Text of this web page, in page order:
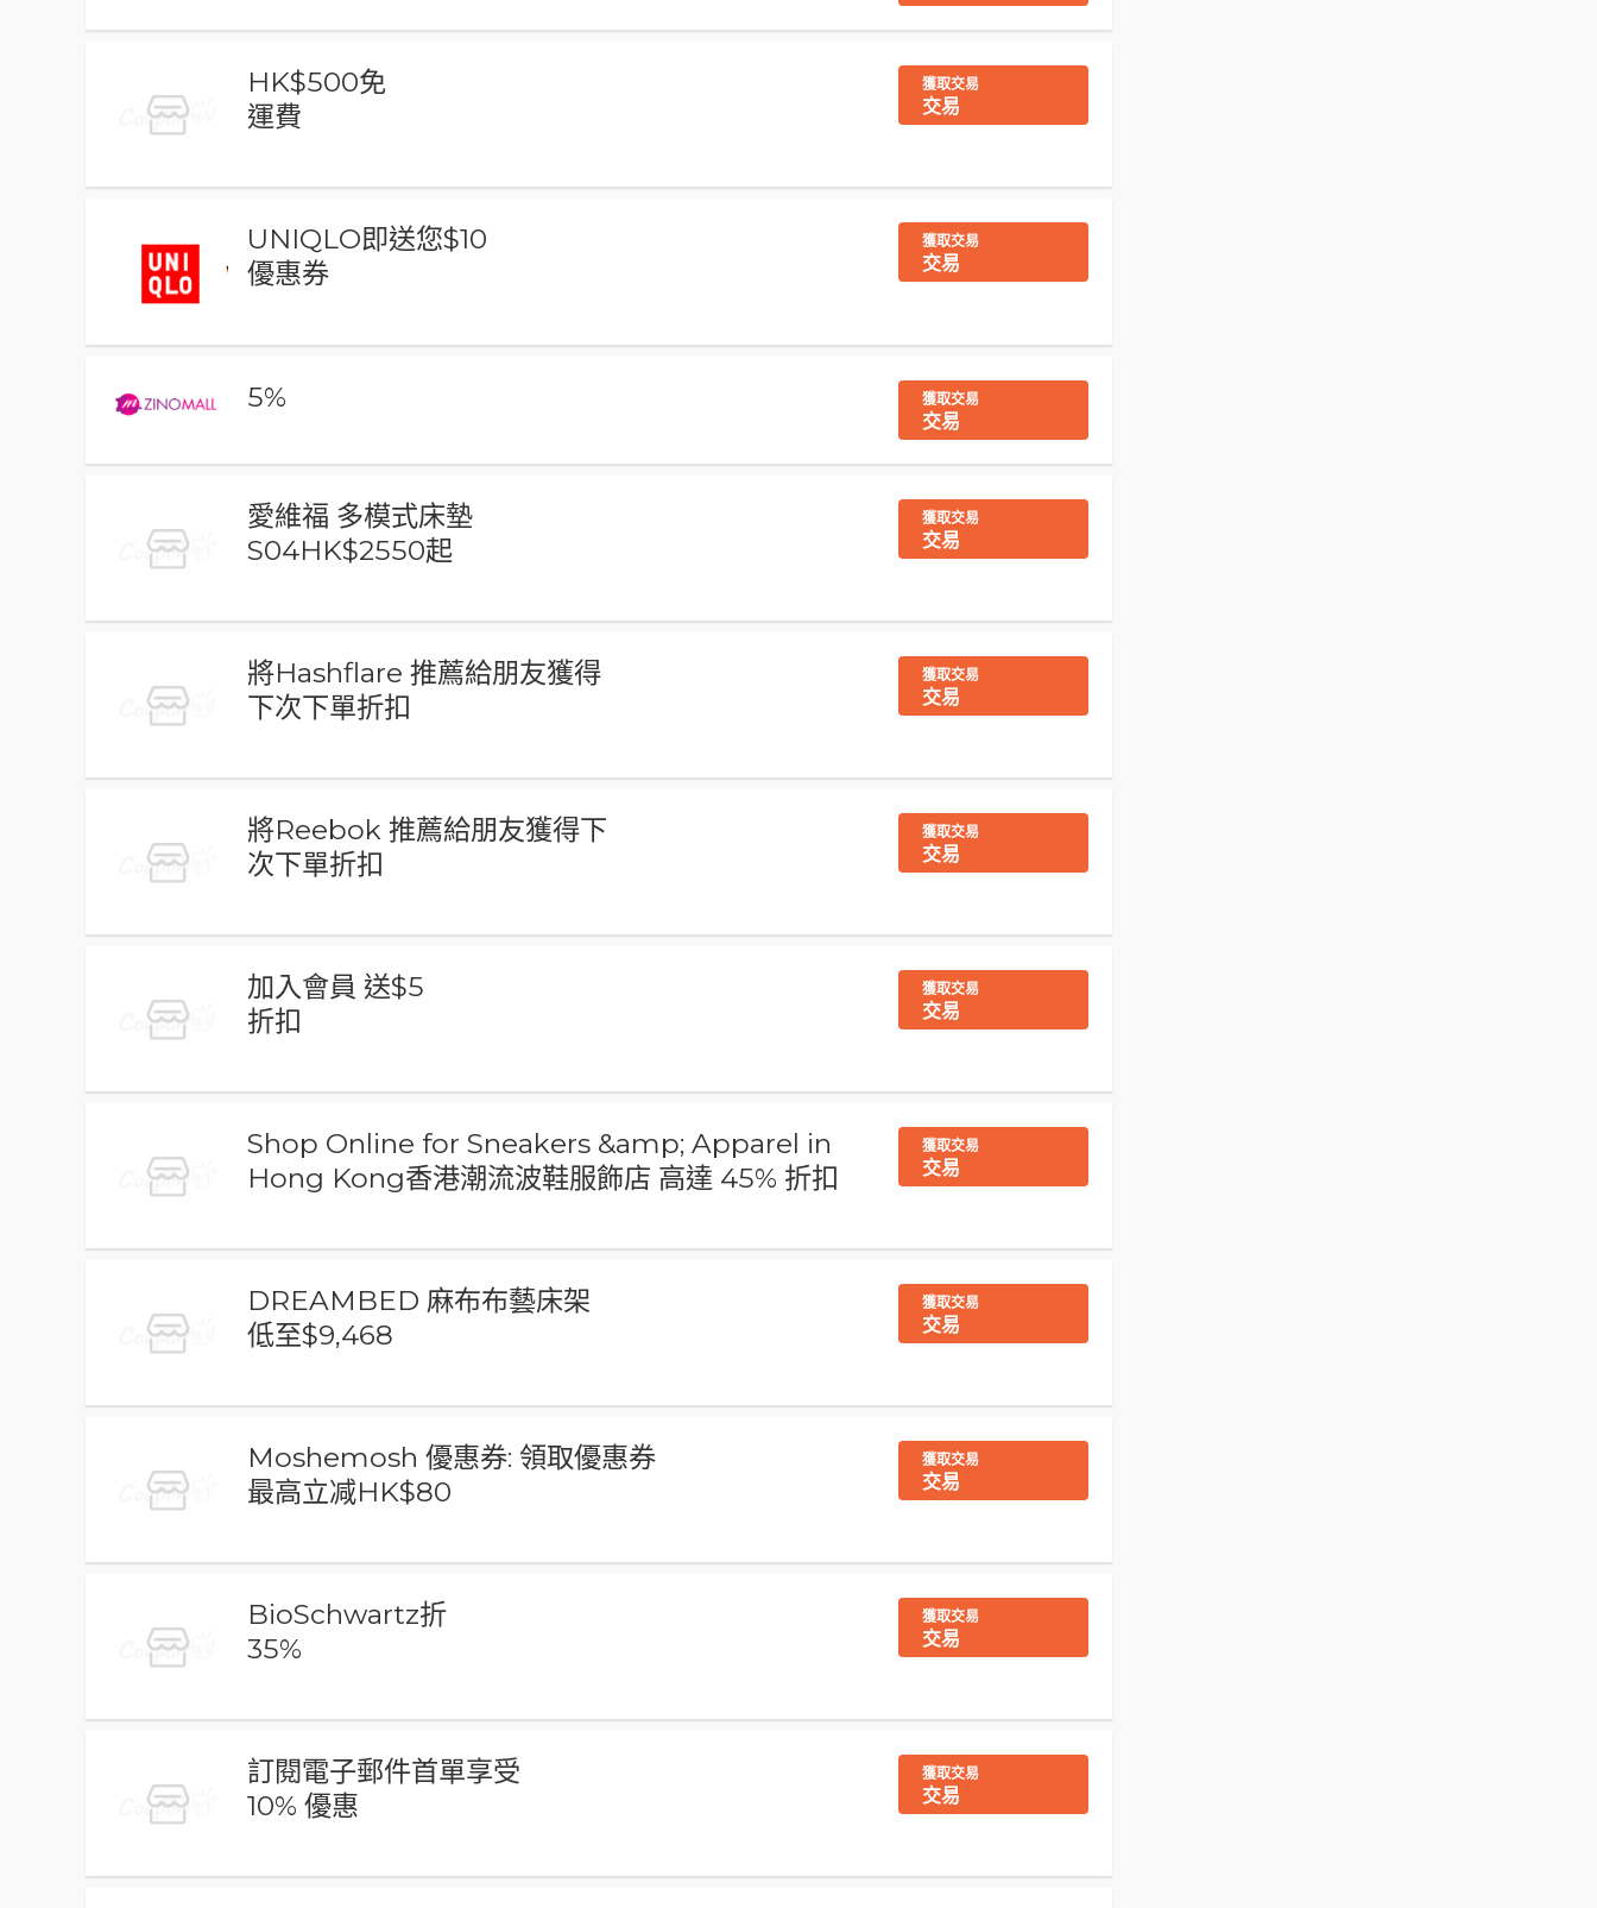
HK$500免
運費
獲取交易
交易
UNIQLO即送您$10
優惠券
獲取交易
交易
5% 獲取交易
交易
愛維福 多模式床墊
S04HK$2550起
獲取交易
交易
將Hashflare 推薦給朋友獲得
下次下單折扣
獲取交易
交易
將Reebok 推薦給朋友獲得下
次下單折扣
獲取交易
交易
加入會員 送$5
折扣
獲取交易
交易
Shop Online for Sneakers &amp; Apparel in
Hong Kong香港潮流波鞋服飾店 高達 45% 折扣
獲取交易
交易
DREAMBED 麻布布藝床架
低至$9,468
獲取交易
交易
Moshemosh 優惠券: 領取優惠券
最高立减HK$80
獲取交易
交易
BioSchwartz折
35%
獲取交易
交易
訂閱電子郵件首單享受
10% 優惠
獲取交易
交易